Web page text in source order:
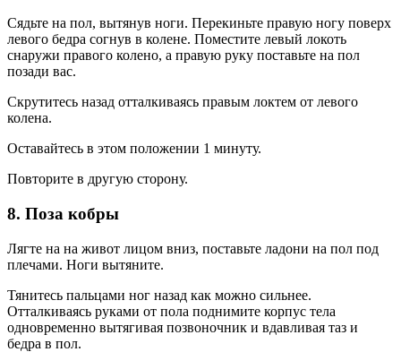
Сядьте на пол, вытянув ноги. Перекиньте правую ногу поверх
левого бедра согнув в колене. Поместите левый локоть
снаружи правого колено, а правую руку поставьте на пол
позади вас.
Скрутитесь назад отталкиваясь правым локтем от левого
колена.
Оставайтесь в этом положении 1 минуту.
Повторите в другую сторону.
8. Поза кобры
Лягте на на живот лицом вниз, поставьте ладони на пол под
плечами. Ноги вытяните.
Тянитесь пальцами ног назад как можно сильнее.
Отталкиваясь руками от пола поднимите корпус тела
одновременно вытягивая позвоночник и вдавливая таз и
бедра в пол.